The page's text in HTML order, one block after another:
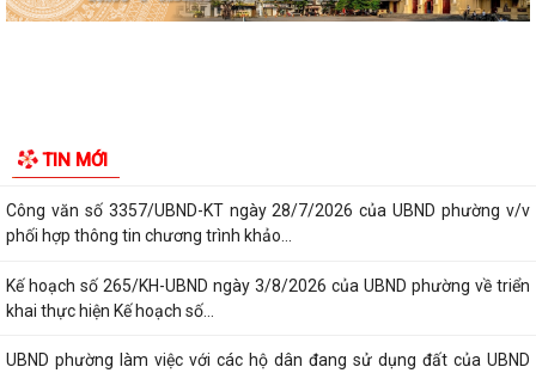
TIN MỚI
2026
phi truyền thống năm 2026
Công văn số 3357/UBND-KT ngày 28/7/2026 của UBND phường v/v
phối hợp thông tin chương trình khảo...
Kế hoạch số 265/KH-UBND ngày 3/8/2026 của UBND phường về triển
khai thực hiện Kế hoạch số...
UBND phường làm việc với các hộ dân đang sử dụng đất của UBND